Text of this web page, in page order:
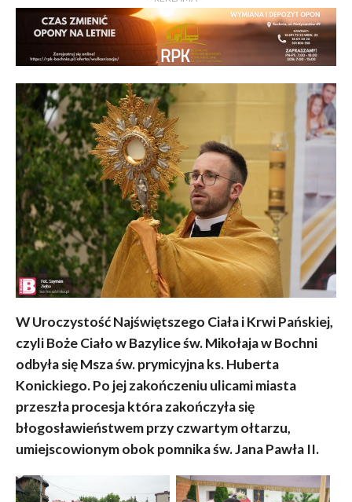
W Uroczystość Najświętszego Ciała i Krwi Pańskiej,
czyli Boże Ciało w Bazylice św. Mikołaja w Bochni
odbyła się Msza św. prymicyjna ks. Huberta
Konickiego. Po jej zakończeniu ulicami miasta
przeszła procesja która zakończyła się
błogosławieństwem przy czwartym ołtarzu,
umiejscowionym obok pomnika św. Jana Pawła II.